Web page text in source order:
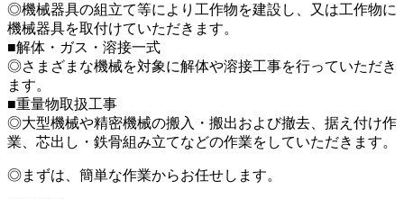
◎機械器具の組立て等により工作物を建設し、又は工作物に
機械器具を取付けていただきます。
■解体・ガス・溶接一式
◎さまざまな機械を対象に解体や溶接工事を行っていただき
ます。
■重量物取扱工事
◎大型機械や精密機械の搬入・搬出および撤去、据え付け作
業、芯出し・鉄骨組み立てなどの作業をしていただきます。
◎まずは、簡単な作業からお任せします。